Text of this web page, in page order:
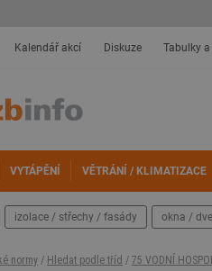
Kalendář akcí Diskuze Tabulky
VYTÁPĚNÍ VĚTRÁNÍ / KLIMATIZACE
izolace / střechy / fasády okna /
normy / Hledat podle tříd / 75 VODNÍ